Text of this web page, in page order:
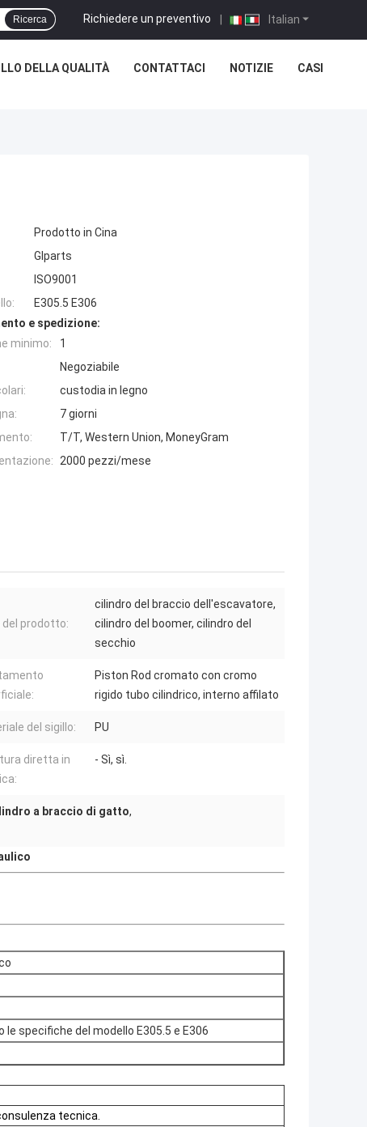
Italian
Richiedere un preventivo |
Ricerca
DELLA QUALITÀ CONTATTACI NOTIZIE CASI
Prodotto in Cina
Glparts
ISO9001
E305.5 E306
e spedizione:
minimo:
1
Negoziabile
custodia in legno
7 giorni
T/T, Western Union, MoneyGram
2000 pezzi/mese
del prodotto:
cilindro del braccio dell'escavatore,
cilindro del boomer, cilindro del
secchio
Piston Rod cromato con cromo
rigido tubo cilindrico, interno affilato
del sigillo: PU
diretta in
- Sì, sì.
a braccio di gatto,
specifiche del modello E305.5 e E306
tecnica.